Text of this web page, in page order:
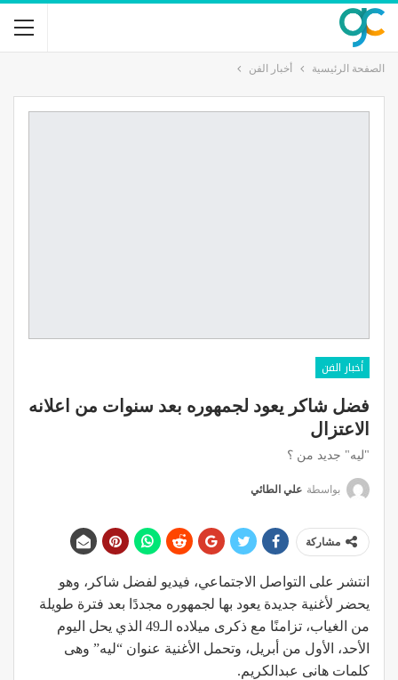
الصفحة الرئيسية أخبار الفن
أخبار الفن
فضل شاكر يعود لجمهوره بعد سنوات من اعلانه
الاعتزال
"ليه" جديد من ؟
بواسطة علي الطائي
مشاركة
انتشر على التواصل الاجتماعي، فيديو لفضل شاكر، وهو
يحضر لأغنية جديدة يعود بها لجمهوره مجددًا بعد فترة طويلة
من الغياب، تزامنًا مع ذكرى ميلاده الـ49 الذي يحل اليوم
الأحد، الأول من أبريل، وتحمل الأغنية عنوان “ليه” وهى
كلمات هانى عبدالكريم.